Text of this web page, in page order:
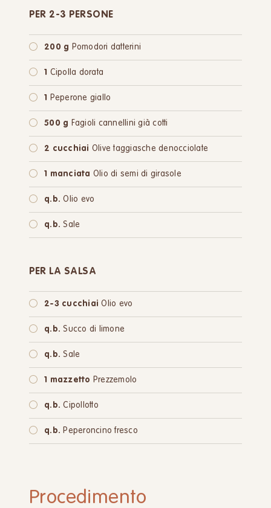
PER 2-3 PERSONE
200 g Pomodori datterini
1 Cipolla dorata
1 Peperone giallo
500 g Fagioli cannellini già cotti
2 cucchiai Olive taggiasche denocciolate
1 manciata Olio di semi di girasole
q.b. Olio evo
q.b. Sale
PER LA SALSA
2-3 cucchiai Olio evo
q.b. Succo di limone
q.b. Sale
1 mazzetto Prezzemolo
q.b. Cipollotto
q.b. Peperoncino fresco
Procedimento